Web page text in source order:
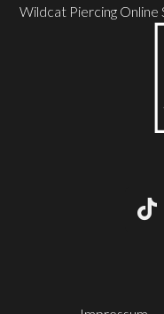
Wildcat Piercing Online